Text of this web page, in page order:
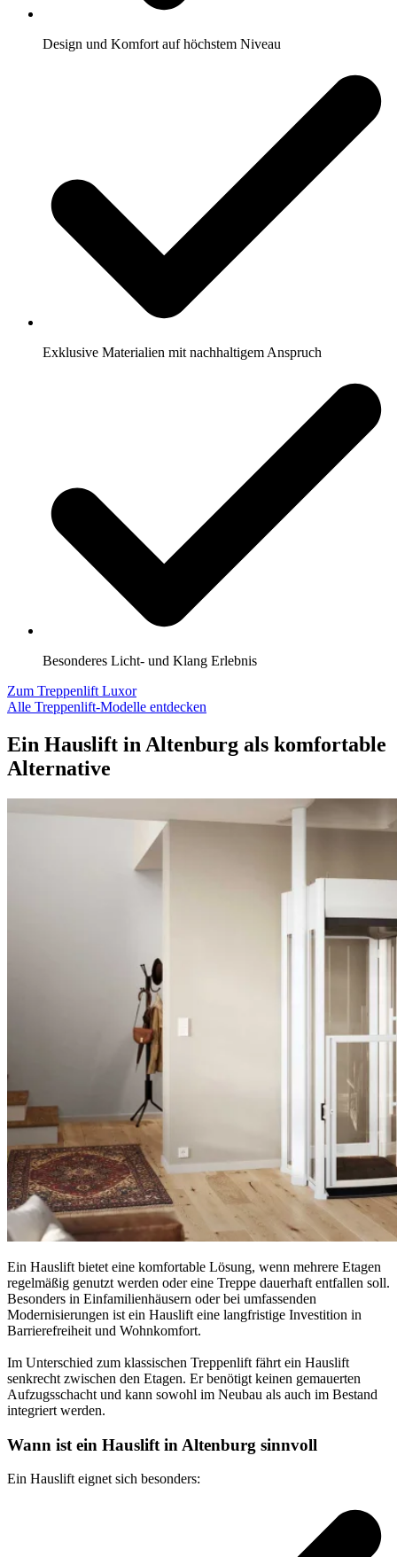
Design und Komfort auf höchstem Niveau
Exklusive Materialien mit nachhaltigem Anspruch
Besonderes Licht- und Klang Erlebnis
Zum Treppenlift Luxor
Alle Treppenlift-Modelle entdecken
Ein Hauslift in Altenburg als komfortable
Alternative
Ein Hauslift bietet eine komfortable Lösung, wenn mehrere Etagen
regelmäßig genutzt werden oder eine Treppe dauerhaft entfallen soll.
Besonders in Einfamilienhäusern oder bei umfassenden
Modernisierungen ist ein Hauslift eine langfristige Investition in
Barrierefreiheit und Wohnkomfort.
Im Unterschied zum klassischen Treppenlift fährt ein Hauslift
senkrecht zwischen den Etagen. Er benötigt keinen gemauerten
Aufzugsschacht und kann sowohl im Neubau als auch im Bestand
integriert werden.
Wann ist ein Hauslift in Altenburg sinnvoll
Ein Hauslift eignet sich besonders: